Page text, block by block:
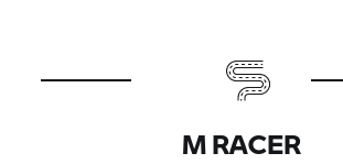
M RACER